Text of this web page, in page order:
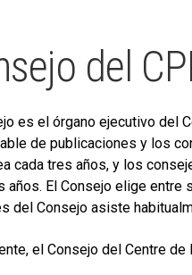
del
es el órgano ejecutivo del
de publicaciones y los
cada tres años, y los
años. El Consejo elige entre
del Consejo asiste
el Consejo del Centre